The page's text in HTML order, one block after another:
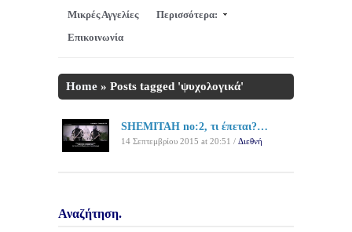
Μικρές Αγγελίες
Περισσότερα:
Επικοινωνία
Home » Posts tagged 'ψυχολογικά'
SHEMITAH no:2, τι έπεται?…
14 Σεπτεμβρίου 2015 at 20:51 / Διεθνή
Αναζήτηση.